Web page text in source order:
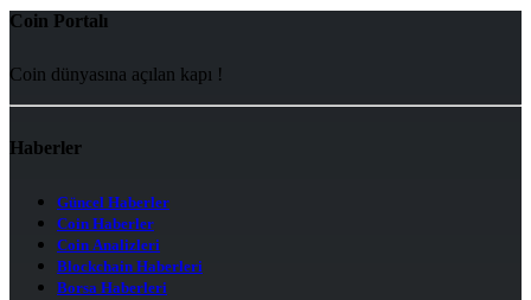
Coin Portalı
Coin dünyasına açılan kapı !
Haberler
Güncel Haberler
Coin Haberler
Coin Analizleri
Blockchain Haberleri
Borsa Haberleri